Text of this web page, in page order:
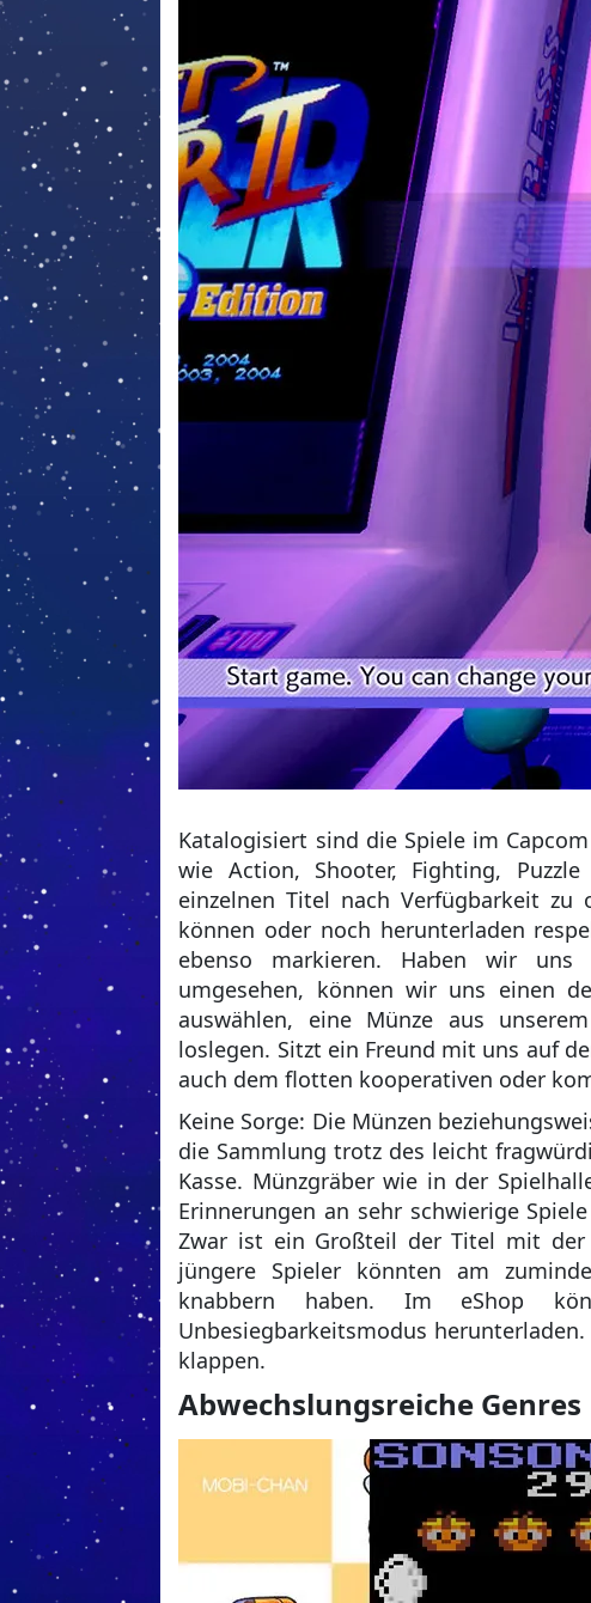
Katalogisiert sind die Spiele im
wie Action, Shooter, Fighting,
einzelnen Titel nach Verfügbarkeit
können oder noch herunterladen
ebenso markieren. Haben wir
umgesehen, können wir uns einen
auswählen, eine Münze aus
loslegen. Sitzt ein Freund mit uns auf
auch dem flotten kooperativen oder
Keine Sorge: Die Münzen
die Sammlung trotz des leicht
Kasse. Münzgräber wie in der
Erinnerungen an sehr schwierige
Zwar ist ein Großteil der Titel mit
jüngere Spieler könnten am
knabbern haben. Im eShop
Unbesiegbarkeitsmodus
klappen.
Abwechslungsreiche Genres